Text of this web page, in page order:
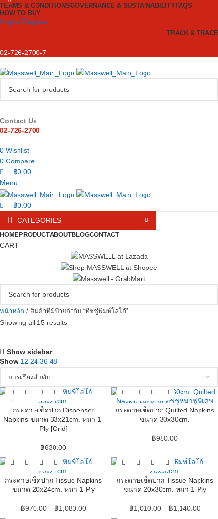
TERMS & CONDITIONSGOVERNANCE & SUSTAINABILITYFAQS
HOW TO BUY
Login / Register
TRACK & TRACE
02-726-2700-7
Contact Us
02-726-2700
0 Wishlist
0 Compare
0
฿0.00
Menu
0
฿0.00
CATEGORIES
HOMEPRODUCTABOUTBLOGCONTACT
CART
หน้าหลัก สินค้าที่มีป้ายกำกับ “ทิชชู่พิมพ์โลโก้”
Showing all 15 results
Show sidebar
Show 12 24 36 48
กระดาษเช็ดปาก Dispenser
Napkins ขนาด 33x21cm. หนา 1-
Ply [Grid]
฿630.00
กระดาษเช็ดปาก Quilted Napkins
ขนาด 30x30cm.
฿980.00
กระดาษเช็ดปาก Tissue Napkins
ขนาด 20x24cm. หนา 1-Ply
฿970.00 – ฿1,080.00
กระดาษเช็ดปาก Tissue Napkins
ขนาด 20x30cm. หนา 1-Ply
฿1,010.00 – ฿1,140.00